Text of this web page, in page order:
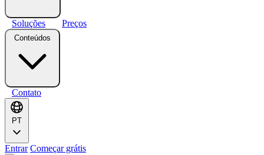
Soluções Preços
Conteúdos
Contato
PT
Entrar Começar grátis